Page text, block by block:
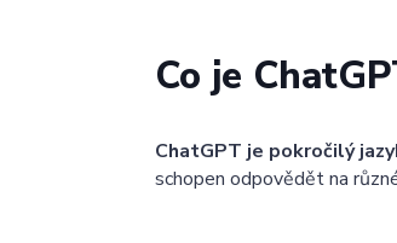
Co je
ChatGPT je pokročilý
schopen odpovědět na